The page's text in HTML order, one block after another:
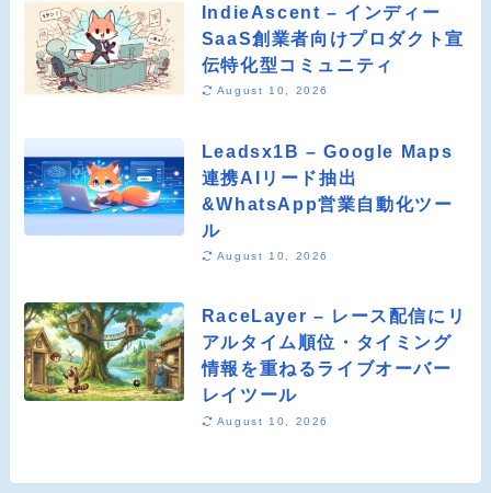
IndieAscent – インディー
SaaS創業者向けプロダクト宣
伝特化型コミュニティ
August 10, 2026
Leadsx1B – Google Maps
連携AIリード抽出
&WhatsApp営業自動化ツー
ル
August 10, 2026
RaceLayer – レース配信にリ
アルタイム順位・タイミング
情報を重ねるライブオーバー
レイツール
August 10, 2026